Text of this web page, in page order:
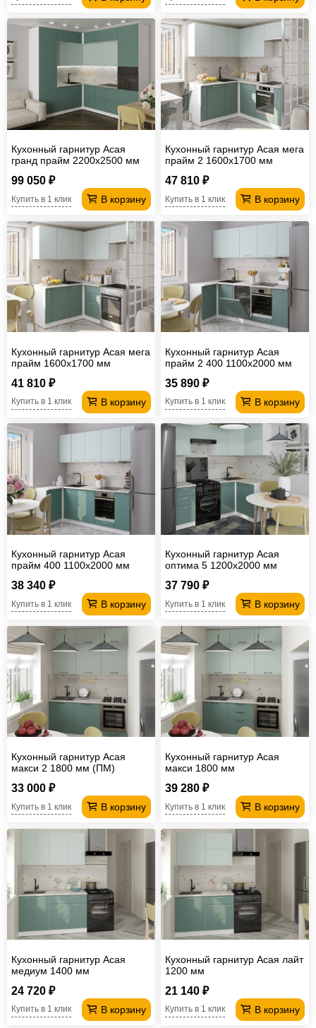
Кухонный гарнитур Асая
гранд прайм 2200х2500 мм
99 050 ₽
В корзину
Купить в 1 клик
Кухонный гарнитур Асая мега
прайм 2 1600х1700 мм
47 810 ₽
В корзину
Купить в 1 клик
Кухонный гарнитур Асая мега
прайм 1600х1700 мм
41 810 ₽
В корзину
Купить в 1 клик
Кухонный гарнитур Асая
прайм 2 400 1100х2000 мм
35 890 ₽
В корзину
Купить в 1 клик
Кухонный гарнитур Асая
прайм 400 1100х2000 мм
38 340 ₽
В корзину
Купить в 1 клик
Кухонный гарнитур Асая
оптима 5 1200х2000 мм
37 790 ₽
В корзину
Купить в 1 клик
Кухонный гарнитур Асая
макси 2 1800 мм (ПМ)
33 000 ₽
В корзину
Купить в 1 клик
Кухонный гарнитур Асая
макси 1800 мм
39 280 ₽
В корзину
Купить в 1 клик
Кухонный гарнитур Асая
медиум 1400 мм
24 720 ₽
В корзину
Купить в 1 клик
Кухонный гарнитур Асая лайт
1200 мм
21 140 ₽
В корзину
Купить в 1 клик